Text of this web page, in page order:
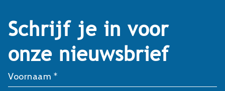
Schrijf je in voor
onze nieuwsbrief
Voornaam *